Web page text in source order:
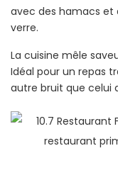
avec des hamacs et
verre.
La cuisine mêle
Idéal pour un repas
autre bruit que celui